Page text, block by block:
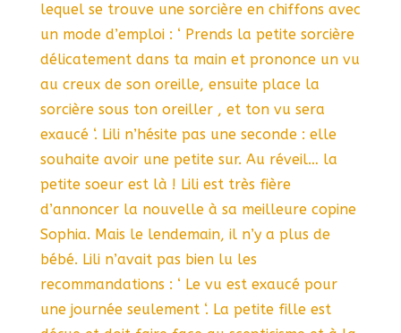
lequel se trouve une sorcière en chiffons avec
un mode d’emploi : ‘ Prends la petite sorcière
délicatement dans ta main et prononce un vu
au creux de son oreille, ensuite place la
sorcière sous ton oreiller , et ton vu sera
exaucé ‘. Lili n’hésite pas une seconde : elle
souhaite avoir une petite sur. Au réveil… la
petite soeur est là ! Lili est très fière
d’annoncer la nouvelle à sa meilleure copine
Sophia. Mais le lendemain, il n’y a plus de
bébé. Lili n’avait pas bien lu les
recommandations : ‘ Le vu est exaucé pour
une journée seulement ‘. La petite fille est